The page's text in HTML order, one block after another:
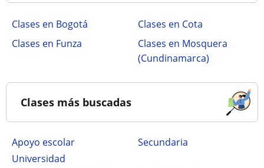
Clases en Bogotá
Clases en Cota
Clases en Funza
Clases en Mosquera
(Cundinamarca)
Clases más buscadas
Apoyo escolar
secundaria
Universidad